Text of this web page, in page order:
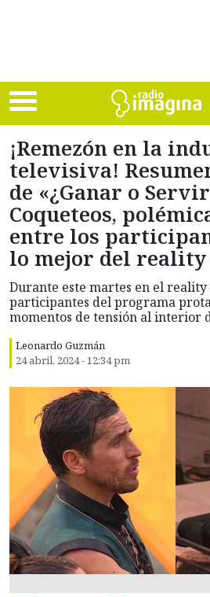
¡Remezón en la
televisiva!
de «¿Ganar o
Coqueteos,
entre los
lo mejor del reality
Durante este martes en el reality
participantes del programa
momentos de tensión al interior
Leonardo Guzmán
24 abril, 2024 - 12:34 pm